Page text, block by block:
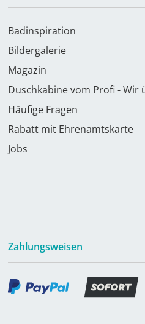
Badinspiration
Bildergalerie
Magazin
Duschkabine vom Profi - Wir
Häufige Fragen
Rabatt mit Ehrenamtskarte
Jobs
Zahlungsweisen